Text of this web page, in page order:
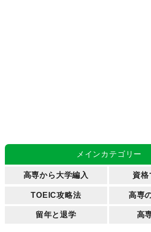
メインカテゴリー
高専から大学編入 資格
TOEIC攻略法 高専
留年と退学 高